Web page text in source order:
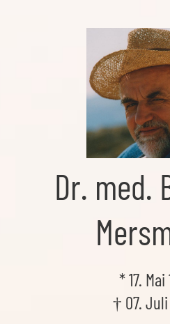
Dr. med.
* 17. Mai
† 07.